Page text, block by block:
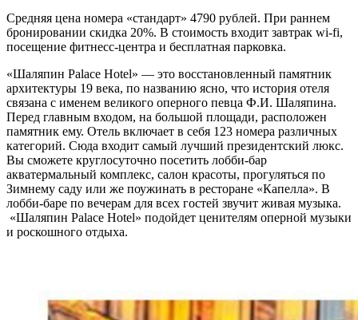
Средняя цена номера «стандарт» 4790 рублей. При раннем
бронировании скидка 20%. В стоимость входит завтрак wi-fi,
посещение фитнесс-центра и бесплатная парковка.
«Шаляпин Palace Hotel» — это восстановленный памятник
архитектуры 19 века, по названию ясно, что история отеля
связана с именем великого оперного певца Ф.И. Шаляпина.
Перед главным входом, на большой площади, расположен
памятник ему. Отель включает в себя 123 номера различных
категорий. Сюда входит самый лучший президентский люкс.
Вы сможете круглосуточно посетить лобби-бар
акватермальный комплекс, салон красоты, прогуляться по
Зимнему саду или же поужинать в ресторане «Капелла». В
лобби-баре по вечерам для всех гостей звучит живая музыка.
«Шаляпин Palace Hotel» подойдет ценителям оперной музыки
и роскошного отдыха.